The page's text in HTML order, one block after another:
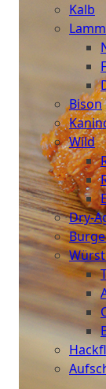
Kalb
Lamm
Bison
Wild
Dry-